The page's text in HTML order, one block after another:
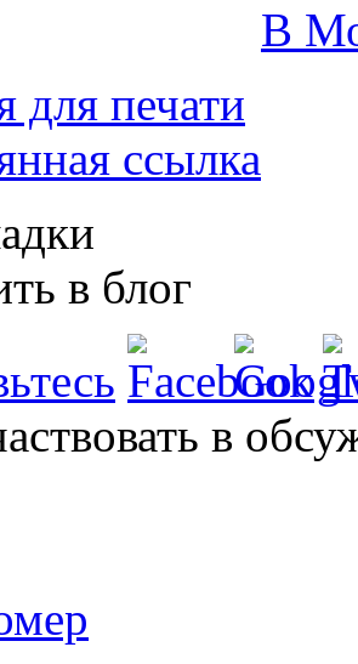
В
для печати
ссылка
в блог
в